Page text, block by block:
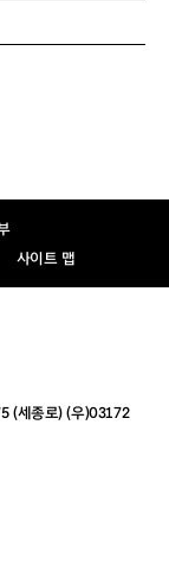
사이트 맵
(세종로) (우)03172